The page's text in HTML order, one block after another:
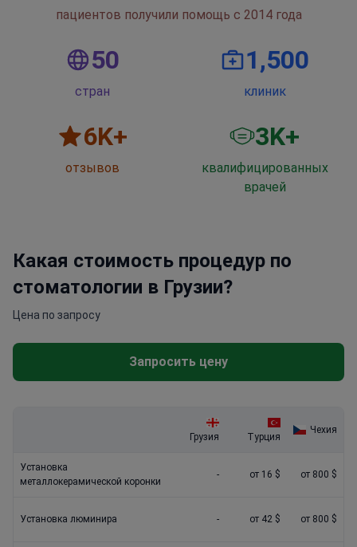
пациентов получили помощь с 2014 года
50
стран
1,500
клиник
6K+
отзывов
3K+
квалифицированных
врачей
Какая стоимость процедур по
стоматологии в Грузии?
Цена по запросу
Запросить цену
Грузия Турция
Чехия
Установка
металлокерамической коронки
- от 16 $ от 800 $
Установка люминира - от 42 $ от 800 $